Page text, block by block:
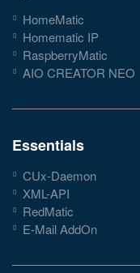
HomeMatic
Homematic IP
RaspberryMatic
AIO CREATOR NEO
Essentials
CUx-Daemon
XML-API
RedMatic
E-Mail AddOn